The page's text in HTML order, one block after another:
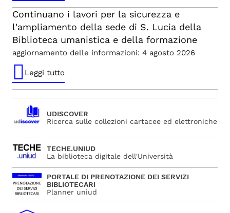
Continuano i lavori per la sicurezza e
l'ampliamento della sede di S. Lucia della
Biblioteca umanistica e della formazione
aggiornamento delle informazioni: 4 agosto 2026
Leggi tutto
UDISCOVER
Ricerca sulle collezioni cartacee ed elettroniche
TECHE.UNIUD
La biblioteca digitale dell'Università
PORTALE DI PRENOTAZIONE DEI SERVIZI
BIBLIOTECARI
Planner uniud